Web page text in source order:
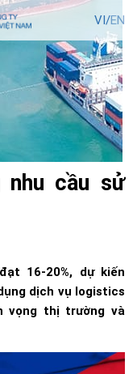
VI/EN
nhu cầu sử
16-20%, dự kiến
dịch vụ logistics
vọng thị trường và